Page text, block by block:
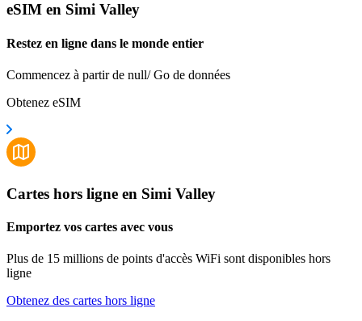
eSIM en Simi Valley
Restez en ligne dans le monde entier
Commencez à partir de null/ Go de données
Obtenez eSIM
Cartes hors ligne en Simi Valley
Emportez vos cartes avec vous
Plus de 15 millions de points d'accès WiFi sont disponibles hors
ligne
Obtenez des cartes hors ligne